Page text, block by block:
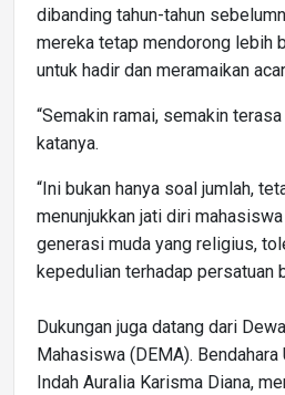
dibanding tahun-tahun
mereka tetap mendorong lebih
untuk hadir dan meramaikan
“Semakin ramai, semakin
katanya.
“Ini bukan hanya soal jumlah,
menunjukkan jati diri
generasi muda yang religius,
kepedulian terhadap persatuan
Dukungan juga datang dari
Mahasiswa (DEMA). Bendahara
Indah Auralia Karisma Diana,